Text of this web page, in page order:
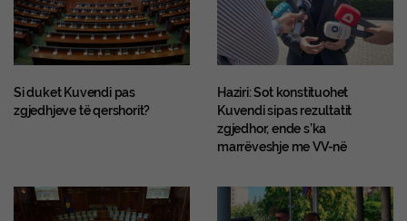
Si duket Kuvendi pas
zgjedhjeve të qershorit?
Haziri: Sot konstituohet
Kuvendi sipas rezultatit
zgjedhor, ende s’ka
marrëveshje me VV-në